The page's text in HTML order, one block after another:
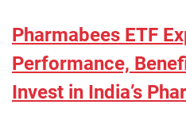
Pharmabees ETF
Performance,
Invest in India’s